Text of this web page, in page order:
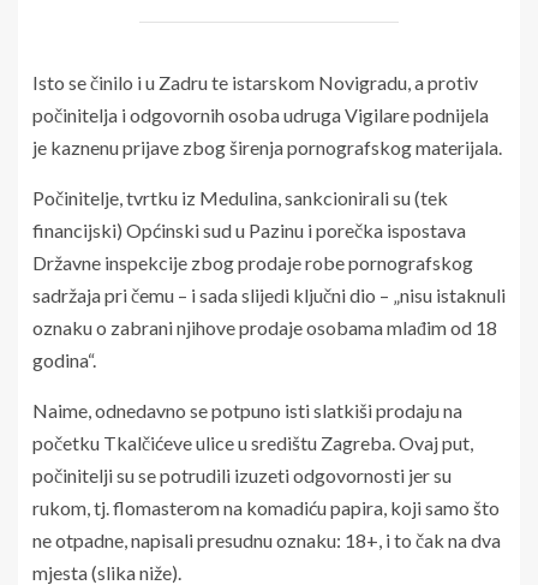
Isto se činilo i u Zadru te istarskom Novigradu, a protiv
počinitelja i odgovornih osoba udruga Vigilare podnijela
je kaznenu prijave zbog širenja pornografskog materijala.
Počinitelje, tvrtku iz Medulina, sankcionirali su (tek
financijski) Općinski sud u Pazinu i porečka ispostava
Državne inspekcije zbog prodaje robe pornografskog
sadržaja pri čemu – i sada slijedi ključni dio – „nisu istaknuli
oznaku o zabrani njihove prodaje osobama mlađim od 18
godina“.
Naime, odnedavno se potpuno isti slatkiši prodaju na
početku Tkalčićeve ulice u središtu Zagreba. Ovaj put,
počinitelji su se potrudili izuzeti odgovornosti jer su
rukom, tj. flomasterom na komadiću papira, koji samo što
ne otpadne, napisali presudnu oznaku: 18+, i to čak na dva
mjesta (slika niže).